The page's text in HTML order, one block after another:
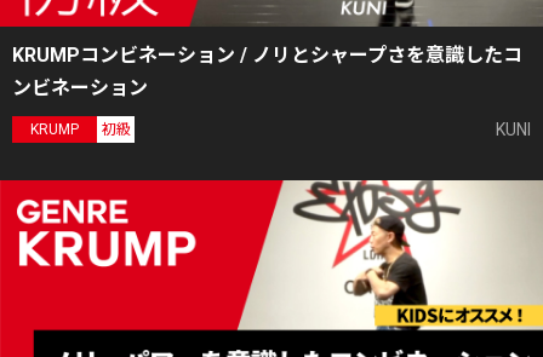
KRUMPコンビネーション / ノリとシャープさを意識したコ
ンビネーション
KRUMP 初級 KUNI